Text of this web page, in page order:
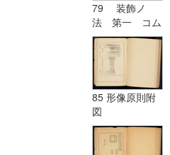
79 装飾ノ
法 第一 コム
プリケーション
及ヒコンヒユー
シヨン
85 形像原則附
図